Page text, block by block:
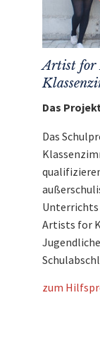
Artist for
Das
Das
Unterrichts
Artists for
zum